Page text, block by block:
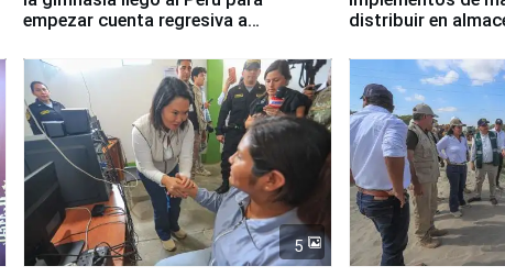
empezar cuenta regresiva a
distribuir en
5